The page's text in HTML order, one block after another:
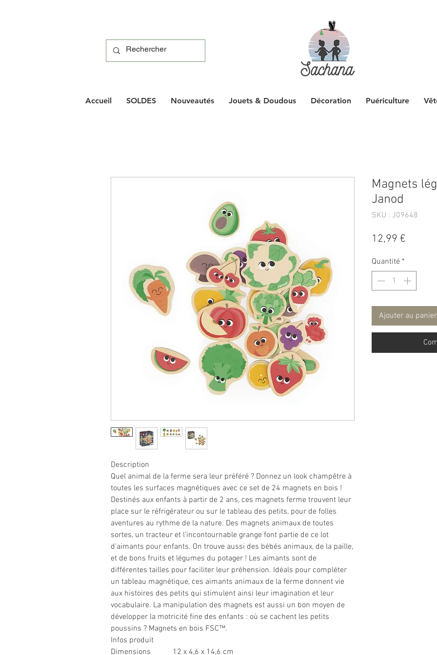
Accueil SOLDES Nouveautés Jouets & Doudous Décoration Puériculture
Description
Quel animal de la ferme sera leur préféré ? Donnez un look champêtre à
toutes les surfaces magnétiques avec ce set de 24 magnets en bois !
Destinés aux enfants à partir de 2 ans, ces magnets ferme trouvent leur
place sur le réfrigérateur ou sur le tableau des petits, pour de folles
aventures au rythme de la nature. Des magnets animaux de toutes
sortes, un tracteur et l’incontournable grange font partie de ce lot
d'aimants pour enfants. On trouve aussi des bébés animaux, de la paille,
et de bons fruits et légumes du potager ! Les aimants sont de
différentes tailles pour faciliter leur préhension. Idéals pour compléter
un tableau magnétique, ces aimants animaux de la ferme donnent vie
aux histoires des petits qui stimulent ainsi leur imagination et leur
vocabulaire. La manipulation des magnets est aussi un bon moyen de
développer la motricité fine des enfants : où se cachent les petits
poussins ? Magnets en bois FSC™.
Infos produit
Dimensions
12 x 4,6 x 14,6 cm
Magnets
Janod
SKU : J09648
12,99 €
Quantité *
Ajouter au panier